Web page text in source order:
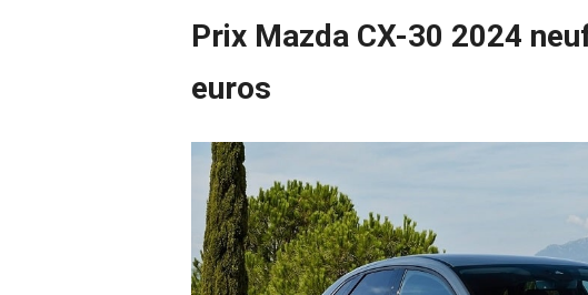
Prix Mazda CX-30 2024
euros